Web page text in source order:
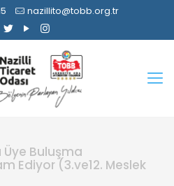
nazillito@tobb.org.tr
Üye Buluşma
Ediyor (3.ve12. Meslek